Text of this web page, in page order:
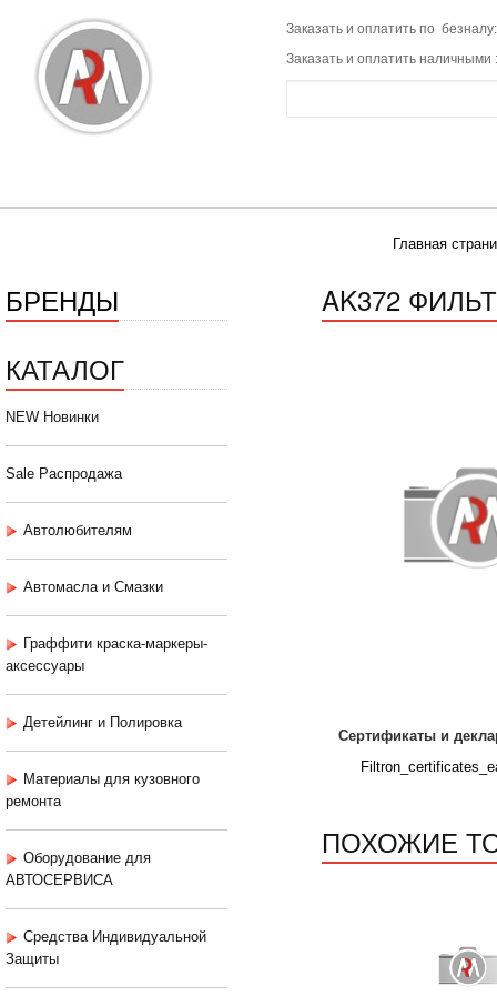
Заказать и оплатить по
Заказать и оплатить наличными
Главная
БРЕНДЫ
КАТАЛОГ
NEW Новинки
Sale Распродажа
Автолюбителям
Автомасла и Смазки
Граффити краска-маркеры-
аксессуары
Детейлинг и Полировка
Материалы для кузовного
ремонта
Оборудование для
АВТОСЕРВИСА
Средства Индивидуальной
Защиты
AK372
Сертификаты и
ПОХОЖИЕ